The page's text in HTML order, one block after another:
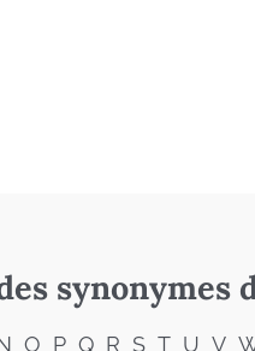
synonymes
O P Q R S T U V